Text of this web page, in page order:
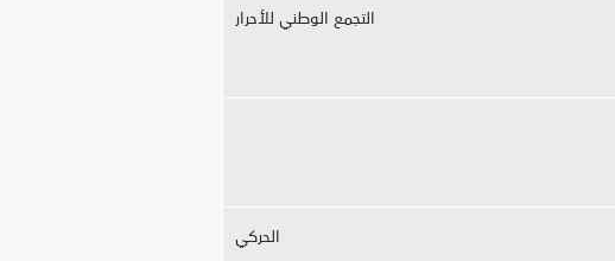
التجمع الوطني للأحرار
الحركي